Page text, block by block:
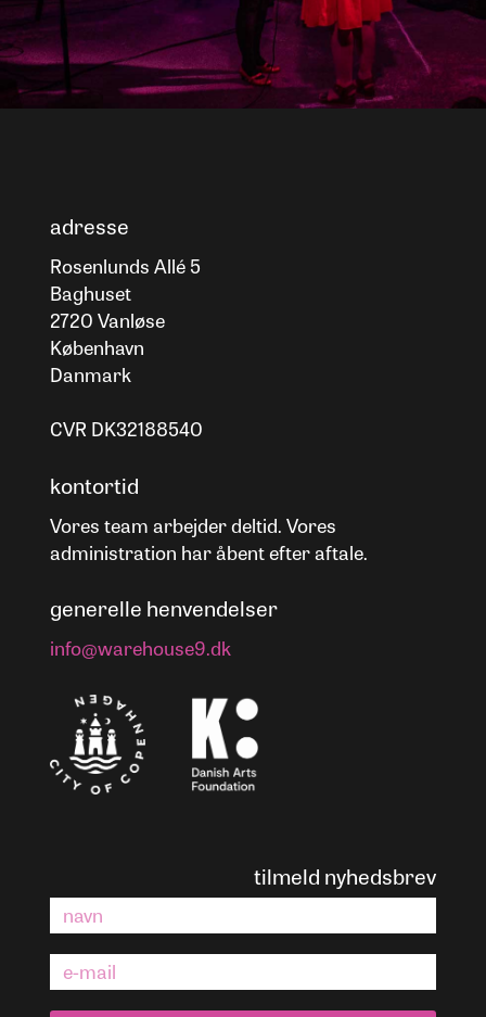
adresse
Rosenlunds Allé 5
Baghuset
2720 Vanløse
København
Danmark
CVR DK32188540
kontortid
Vores team arbejder deltid. Vores
administration har åbent efter aftale.
generelle henvendelser
info@warehouse9.dk
tilmeld nyhedsbrev